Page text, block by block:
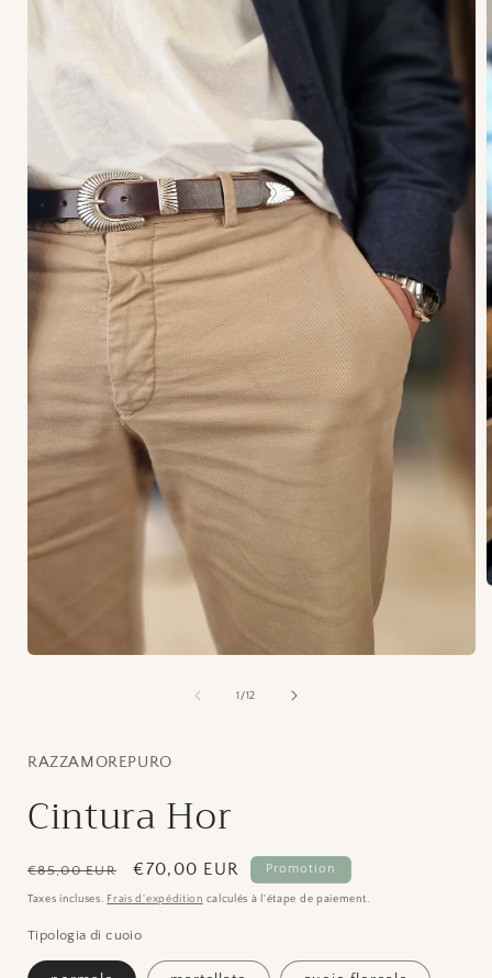
fenêtre
1 /de
12
RAZZAMOREPURO
Cintura Hor
Prix
habituel
€85,00 EUR
Prix
promotionnel
€70,00 EUR Promotion
Taxes incluses. Frais d'expédition calculés à l'étape de paiement.
Tipologia di cuoio